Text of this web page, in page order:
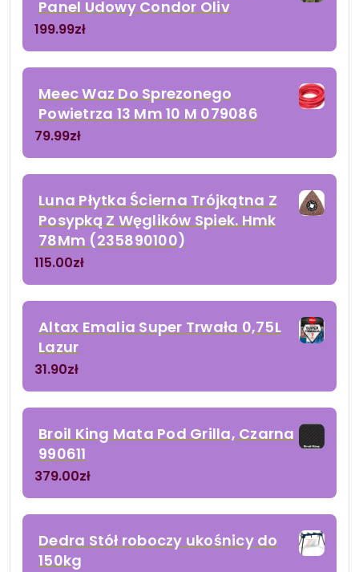
Panel Udowy Condor Oliv
199.99zł
Meec Waz Do Sprezonego
Powietrza 13 Mm 10 M 079086
79.99zł
Luna Płytka Ścierna Trójkątna Z
Posypką Z Węglików Spiek. Hmk
78Mm (235890100)
115.00zł
Altax Emalia Super Trwała 0,75L
Lazur
31.90zł
Broil King Mata Pod Grilla, Czarna
990611
379.00zł
Dedra Stół roboczy ukośnicy do
150kg